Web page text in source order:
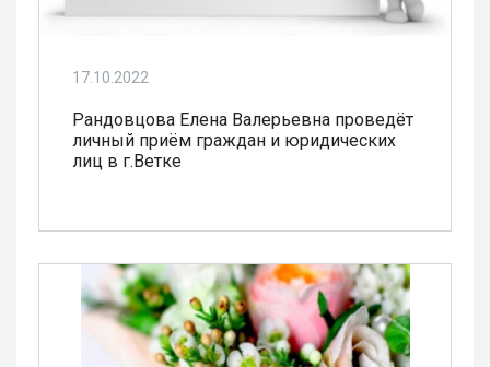
17.10.2022
Рандовцова Елена Валерьевна проведёт
личный приём граждан и юридических
лиц в г.Ветке